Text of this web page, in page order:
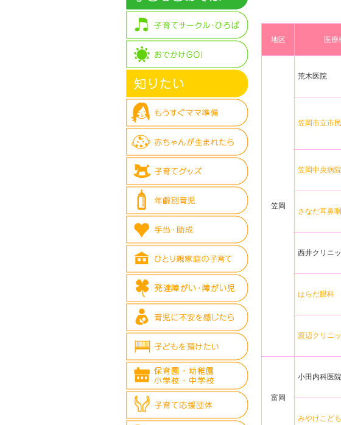
地区 医療
笠岡
荒木医院
笠岡市立市
笠岡中央病院
さなだ耳鼻
西井クリニ
はらだ眼科
渡辺クリニ
富岡
小田内科医院
みやけこど